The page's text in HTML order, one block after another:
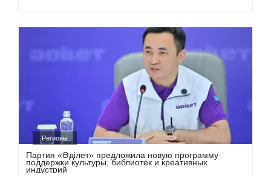
Регионы
Партия «Әділет» предложила новую программу
поддержки культуры, библиотек и креативных
индустрий